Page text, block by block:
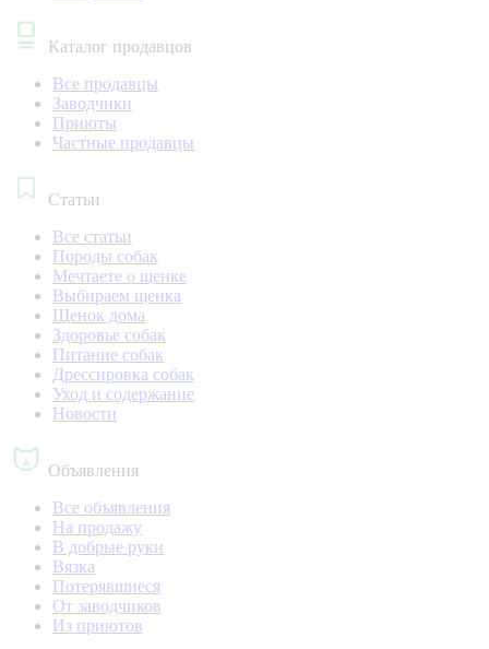
Каталог продавцов
Все продавцы
Заводчики
Приюты
Частные продавцы
Статьи
Все статьи
Породы собак
Мечтаете о щенке
Выбираем щенка
Щенок дома
Здоровье собак
Питание собак
Дрессировка собак
Уход и содержание
Новости
Объявления
Все объявления
На продажу
В добрые руки
Вязка
Потерявшиеся
От заводчиков
Из приютов